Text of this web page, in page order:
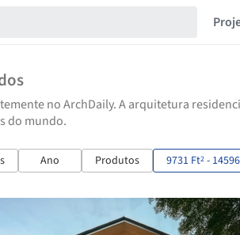
no ArchDaily. A arquitetura
do mundo.
Ano Produtos 9731 Ft2 -